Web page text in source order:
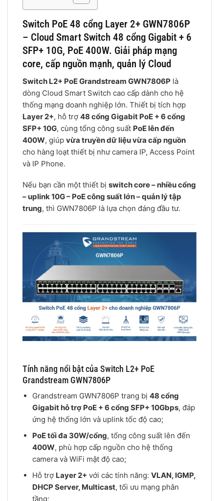
Switch PoE 48 cổng Layer 2+ GWN7806P
– Cloud Smart Switch 48 cổng Gigabit + 6
SFP+ 10G, PoE 400W. Giải pháp mạng
core, cấp nguồn mạnh, quản lý Cloud
Switch L2+ PoE Grandstream GWN7806P là
dòng Cloud Smart Switch cao cấp dành cho hệ
thống mạng doanh nghiệp lớn. Thiết bị tích hợp
Layer 2+, hỗ trợ 48 cổng Gigabit PoE + 6 cổng
SFP+ 10G, cùng tổng công suất PoE lên đến
400W, giúp vừa truyền dữ liệu vừa cấp nguồn
cho hàng loạt thiết bị như camera IP, Access Point
và IP Phone.
Nếu bạn cần một thiết bị switch core – nhiều cổng
– uplink 10G – PoE công suất lớn – quản lý tập
trung, thì GWN7806P là lựa chọn đáng đầu tư.
Tính năng nổi bật của Switch L2+ PoE
Grandstream GWN7806P
Grandstream GWN7806P trang bị 48 cổng
Gigabit hỗ trợ PoE + 6 cổng SFP+ 10Gbps, đáp
ứng hệ thống lớn và uplink tốc độ cao;
PoE tối đa 30W/cổng, tổng công suất lên đến
400W, phù hợp cấp nguồn cho hệ thống
camera và WiFi mật độ cao;
Hỗ trợ Layer 2+ với các tính năng: VLAN, IGMP,
DHCP Server, Multicast, tối ưu mạng phân
tầng;